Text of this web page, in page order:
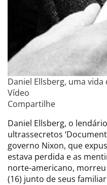
Daniel Ellsberg, uma
Vídeo
Compartilhe
Daniel Ellsberg, o
ultrassecretos
governo Nixon, que
estava perdida e as
norte-americano,
(16) junto de seus